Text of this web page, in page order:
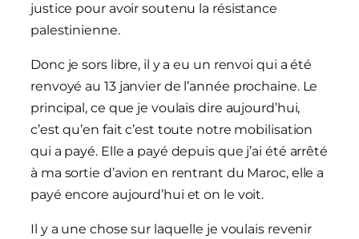
justice pour avoir soutenu la résistance
palestinienne.
Donc je sors libre, il y a eu un renvoi qui a été
renvoyé au 13 janvier de l’année prochaine. Le
principal, ce que je voulais dire aujourd’hui,
c’est qu’en fait c’est toute notre mobilisation
qui a payé. Elle a payé depuis que j’ai été arrêté
à ma sortie d’avion en rentrant du Maroc, elle a
payé encore aujourd’hui et on le voit.
Il y a une chose sur laquelle je voulais revenir